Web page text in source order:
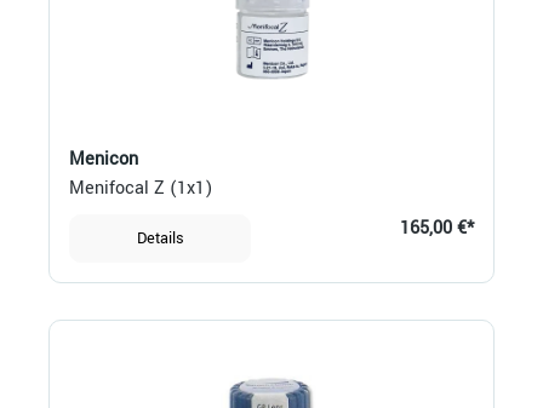
Menicon
Menifocal Z (1x1)
Details 165,00 €*